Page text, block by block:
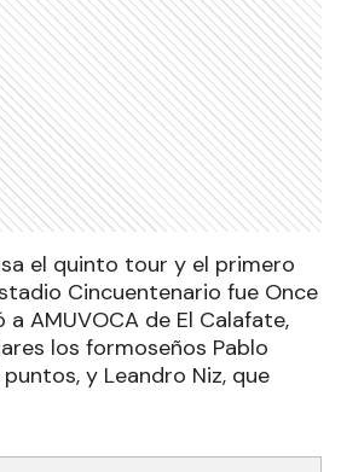
el quinto tour y el primero
Cincuentenario fue Once
a AMUVOCA de El Calafate,
los formoseños Pablo
y Leandro Niz, que